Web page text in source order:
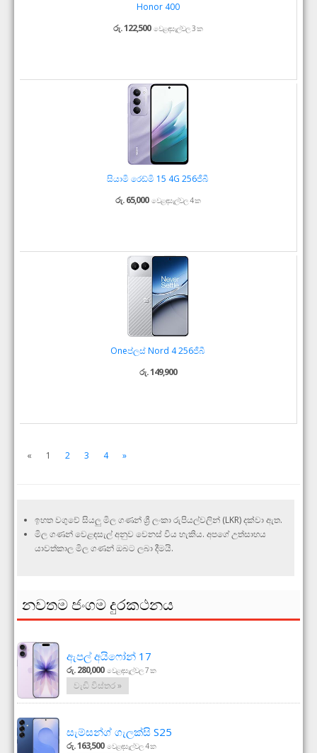
Honor 400
රු. 122,500 වෙළඳසැල්වල 3 ක
සියාමි රෙඩ්මි 15 4G 256ජීබී
රු. 65,000 වෙළඳසැල්වල 4 ක
Oneප්ලස් Nord 4 256ජීබී
රු. 149,900
« 1 2 3 4 »
ඉහත වගුවේ සියලු මිල ගණන් ශ්‍රී ලංකා රුපියල්වලින් (LKR) දක්වා ඇත.
මිල ගණන් වෙළඳසැල් අනුව වෙනස් විය හැකිය. අපගේ උත්සාහය
යාවත්කාල මිල ගණන් ඔබට ලබා දීමයි.
නවතම ජංගම දුරකථනය
ඇපල් අයිෆෝන් 17
රු. 280,000 වෙළඳසැල්වල 7 ක
වැඩි විස්තර »
සැම්සන්ග් ගැලක්සි S25
රු. 163,500 වෙළඳසැල්වල 4 ක